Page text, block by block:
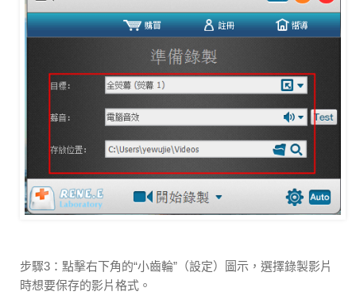
步驟3：點擊右下角的“小齒輪”（設定）圖示，選擇錄製影片
時想要保存的影片格式。